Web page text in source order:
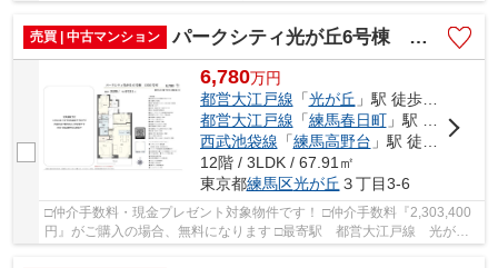
売買 | 中古マンション
パークシティ光が丘6号棟 仲介手数料無料＋40万円現金プレゼント中
6,780万円
都営大江戸線 「光が丘 」駅 徒歩6分
都営大江戸線 「練馬春日町」駅 徒歩18分
西武池袋線 「練馬高野台 」駅 徒歩32分
12階 / 3LDK / 67.91㎡
東京都練馬区光が丘 ３丁目3-6
□仲介手数料・現金プレゼント対象物件です！ □仲介手数料『2,303,400
円』がご購入の場合、無料になります □最寄駅 都営大江戸線 光が丘